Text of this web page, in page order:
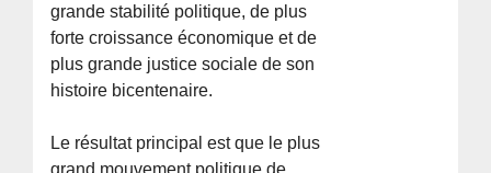
grande stabilité politique, de plus
forte croissance économique et de
plus grande justice sociale de son
histoire bicentenaire.
Le résultat principal est que le plus
grand mouvement politique de